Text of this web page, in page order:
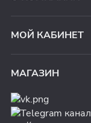
МОЙ КАБИНЕТ
МАГАЗИН